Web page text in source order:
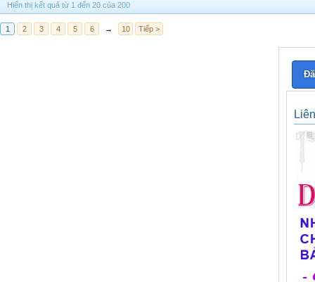
Hiển thị kết quả từ 1 đến 20 của 200
1 2 3 4 5 6 → 10 Tiếp >